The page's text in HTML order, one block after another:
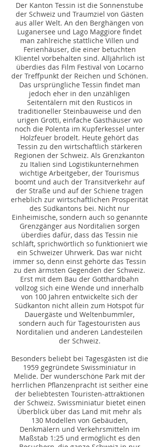
Der Kanton Tessin ist die Sonnenstube
der Schweiz und Traumziel von Gästen
aus aller Welt. An den Berghängen von
Luganersee und Lago Maggiore findet
man zahlreiche stattliche Villen und
Ferienhäuser, die einer betuchten
Klientel vorbehalten sind. Alljährlich ist
überdies das Film Festival von Locarno
der Treffpunkt der Reichen und Schönen.
Das ursprüngliche Tessin findet man
jedoch eher in den unzähligen
Seitentälern mit den Rusticos in
traditioneller Steinbauweise und den
urigen Grotti, einfache Gasthäuser wo
noch die Polenta im Kupferkessel unter
Holzfeuer brodelt. Heute gehört das
Tessin zu den wirtschaftlich stärkeren
Regionen der Schweiz. Als Grenzkanton
zu Italien sind Logistikunternehmen
wichtige Arbeitgeber, der Tourismus
boomt und auch der Transitverkehr auf
der Straße und auf der Schiene tragen
erheblich zur wirtschaftlichen Prosperität
des Südkantons bei. Nicht nur
Einheimische, sondern auch so genannte
Grenzgänger aus Norditalien sorgen
überdies dafür, dass das Tessin nie
schläft, sprichwörtlich so funktioniert wie
ein Schweizer Uhrwerk. Das war nicht
immer so, denn einst gehörte das Tessin
zu den ärmsten Gegenden der Schweiz.
Erst mit dem Bau der Gotthardbahn
vollzog sich eine Wende und innerhalb
von 100 Jahren entwickelte sich der
Südkanton nicht allein zum Hotspot für
Dauergäste und Weltenbummler,
sondern auch für Tagestouristen aus
Norditalien und anderen Landesteilen
der Schweiz.
Besonders beliebt bei Tagesgästen ist die
1959 gegründete Swissminiatur in
Melide. Der wunderschöne Park mit der
herrlichen Pflanzenpracht ist seither eine
der beliebtesten Touristen-attraktionen
der Schweiz. Swissminiatur bietet einen
Überblick über das Land mit mehr als
130 Modellen von Gebäuden,
Denkmälern und Verkehrsmitteln im
Maßstab 1:25 und ermöglicht es den